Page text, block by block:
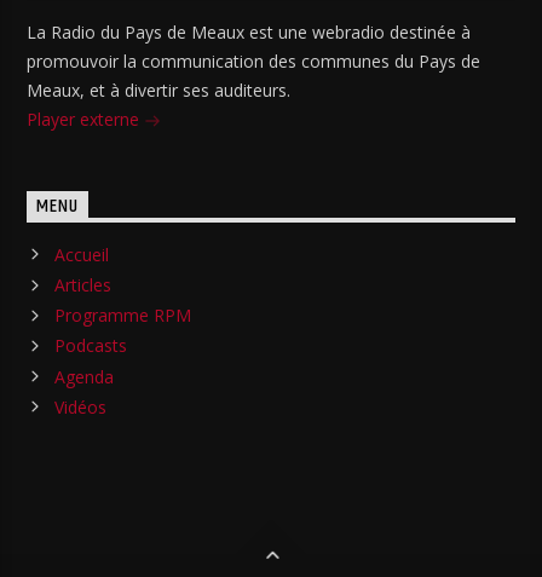
La Radio du Pays de Meaux est une webradio destinée à
promouvoir la communication des communes du Pays de
Meaux, et à divertir ses auditeurs.
Player externe
MENU
Accueil
Articles
Programme RPM
Podcasts
Agenda
Vidéos